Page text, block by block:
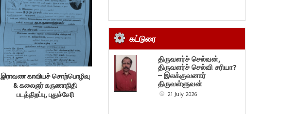
இராவண காவியச் சொற்பொழிவு
& கலைஞர் கருணாநிதி
படத்திறப்பு, புதுச்சேரி
கட்டுரை
திருவளர்ச் செல்வன்,
திருவளர்ச் செல்வி சரியா?
– இலக்குவனார்
திருவள்ளுவன்
21 July 2026